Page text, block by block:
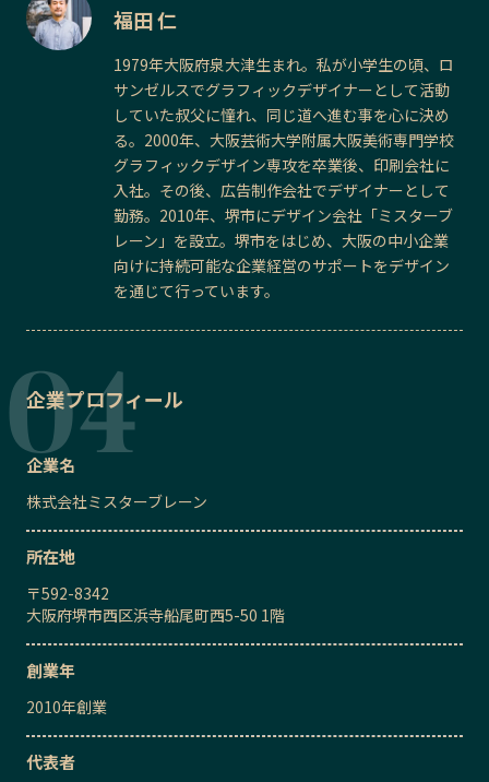
福田 仁
1979年大阪府泉大津生まれ。私が小学生の頃、ロ
サンゼルスでグラフィックデザイナーとして活動
していた叔父に憧れ、同じ道へ進む事を心に決め
る。2000年、大阪芸術大学附属大阪美術専門学校
グラフィックデザイン専攻を卒業後、印刷会社に
入社。その後、広告制作会社でデザイナーとして
勤務。2010年、堺市にデザイン会社「ミスターブ
レーン」を設立。堺市をはじめ、大阪の中小企業
向けに持続可能な企業経営のサポートをデザイン
を通じて行っています。
企業プロフィール
企業名
株式会社ミスターブレーン
所在地
〒592-8342
大阪府堺市西区浜寺船尾町西5-50 1階
創業年
2010年創業
代表者